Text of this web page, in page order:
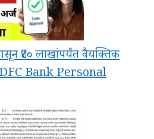
₹४० लाखांपर्यंत वैयक्तिक
Bank Personal